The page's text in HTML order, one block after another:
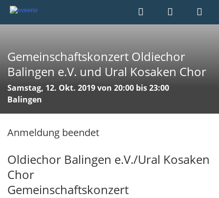
Gemeinschaftskonzert Oldiechor
Balingen e.V. und Ural Kosaken Chor
Samstag, 12. Okt. 2019 von 20:00 bis 23:00
Balingen
Anmeldung beendet
Oldiechor Balingen e.V./Ural Kosaken
Chor
Gemeinschaftskonzert